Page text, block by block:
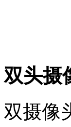
双头摄
双摄像